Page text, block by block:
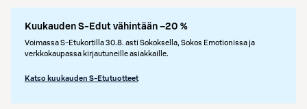
Kuukauden S-Edut vähintään –20 %
Voimassa S-Etukortilla 30.8. asti Sokoksella, Sokos Emotionissa ja
verkkokaupassa kirjautuneille asiakkaille.
Katso kuukauden S-Etutuotteet